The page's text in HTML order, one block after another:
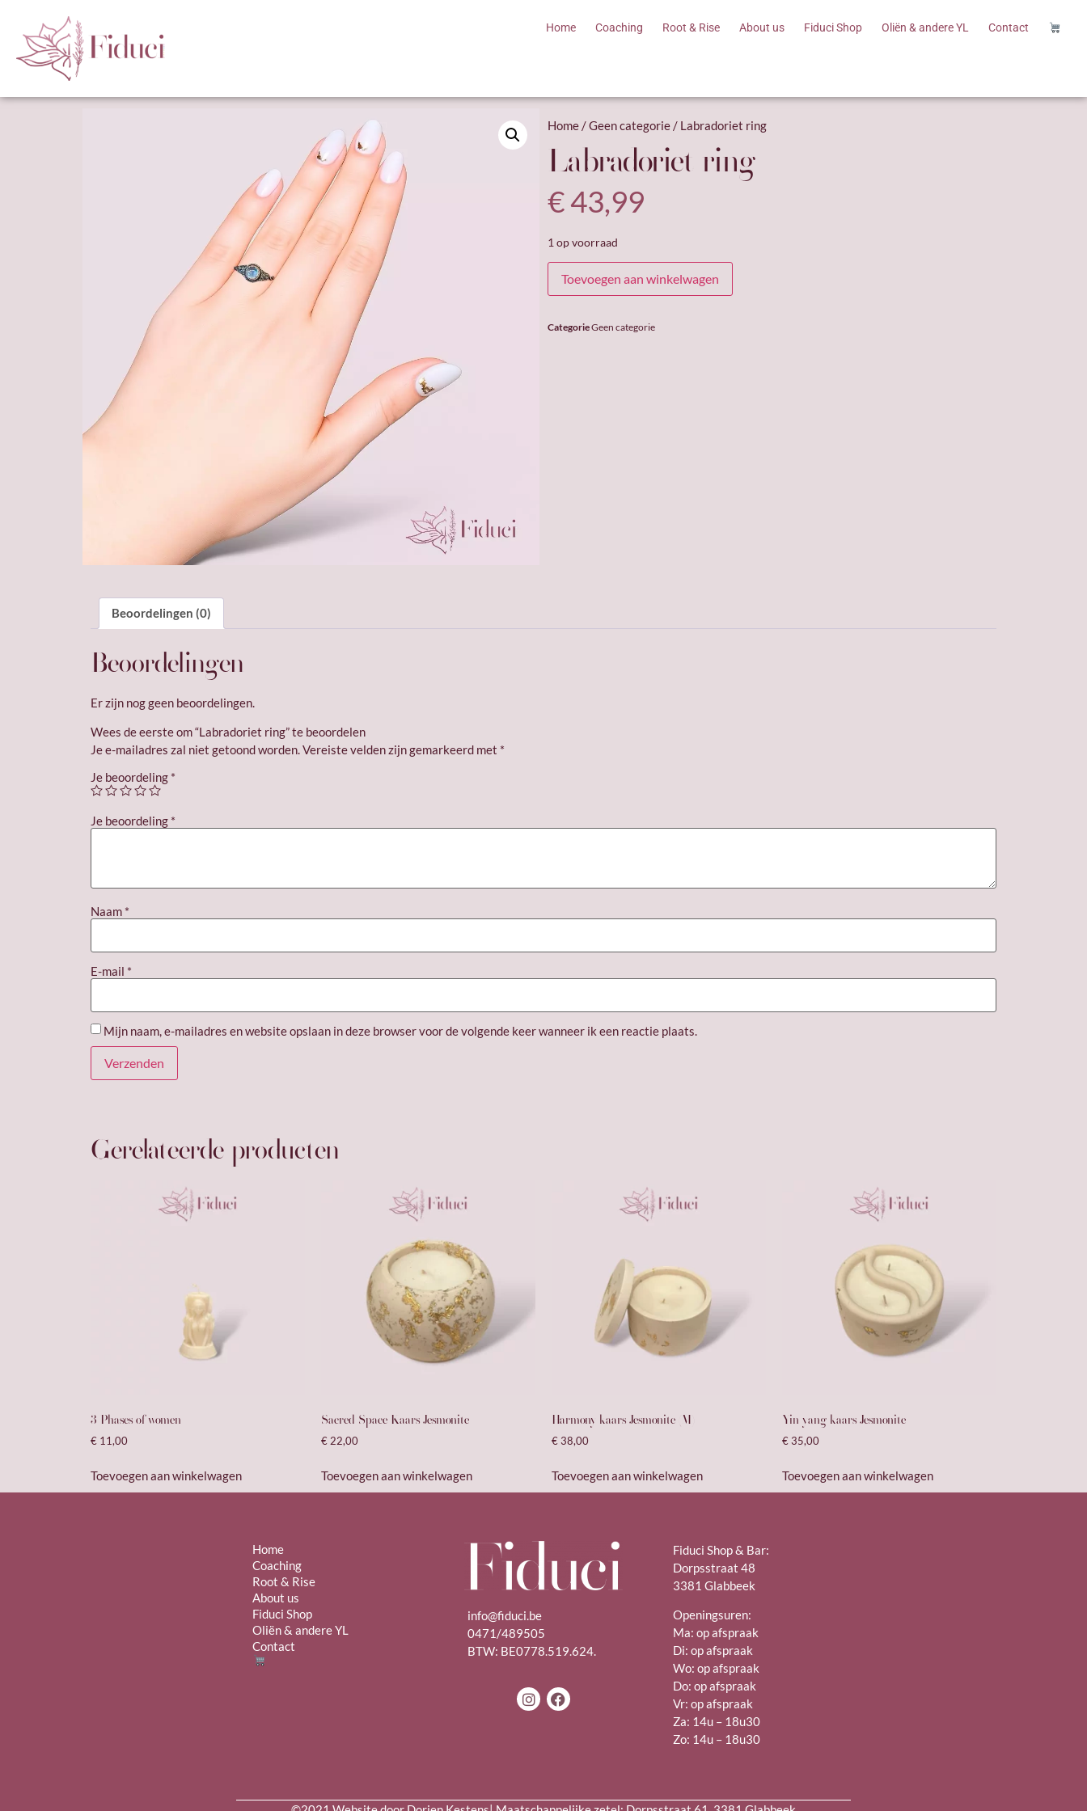
Home Coaching Root & Rise About us Fiduci Shop Oliën & andere YL Contact
Home/Geen categorie/ Labradoriet ring
Labradoriet ring
€43,99
1 op voorraad
Toevoegen aan winkelwagen
CategorieGeen categorie
Beoordelingen (0)
Beoordelingen
Er zijn nog geen beoordelingen.
Wees de eerste om “Labradoriet ring” te beoordelen
Je e-mailadres zal niet getoond worden.Vereiste velden zijn gemarkeerd met *
Je beoordeling *
Je beoordeling *
Naam *
E-mail *
Mijn naam, e-mailadres en website opslaan in deze browser voor de volgende keer wanneer ik een reactie plaats.
Gerelateerde producten
3 Phases of women
€ 11,00
Toevoegen aan winkelwagen
Sacred Space Kaars Jesmonite
€22,00
Toevoegen aan winkelwagen
Harmony kaars Jesmonite (M)
€38,00
Toevoegen aan winkelwagen
Yin yang kaars Jesmonite
€35,00
Toevoegen aan winkelwagen
Home
Coaching
Root & Rise
About us
Fiduci Shop
Oliën & andere YL
Contact
info@fiduci.be
0471/489505
BTW: BE0778.519.624.
Fiduci Shop & Bar:
Dorpsstraat 48
3381 Glabbeek
Openingsuren:
Ma: op afspraak
Di: op afspraak
Wo: op afspraak
Do: op afspraak
Vr: op afspraak
Za: 14u – 18u30
Zo: 14u – 18u30